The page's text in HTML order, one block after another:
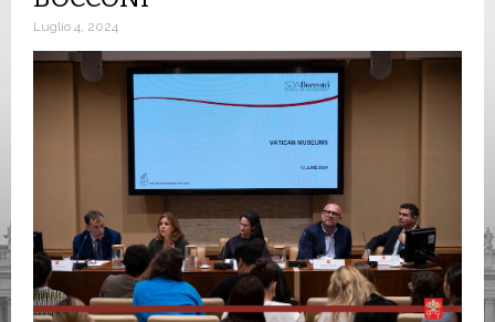
Luglio 4, 2024